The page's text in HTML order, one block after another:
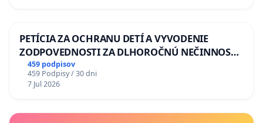
PETÍCIA ZA OCHRANU DETÍ A VYVODENIE
ZODPOVEDNOSTI ZA DLHOROČNÚ NEČINNOSŤ
A ZLYHANIE ŠTÁTU
459 podpisov
459 Podpisy / 30 dni
7 Jul 2026